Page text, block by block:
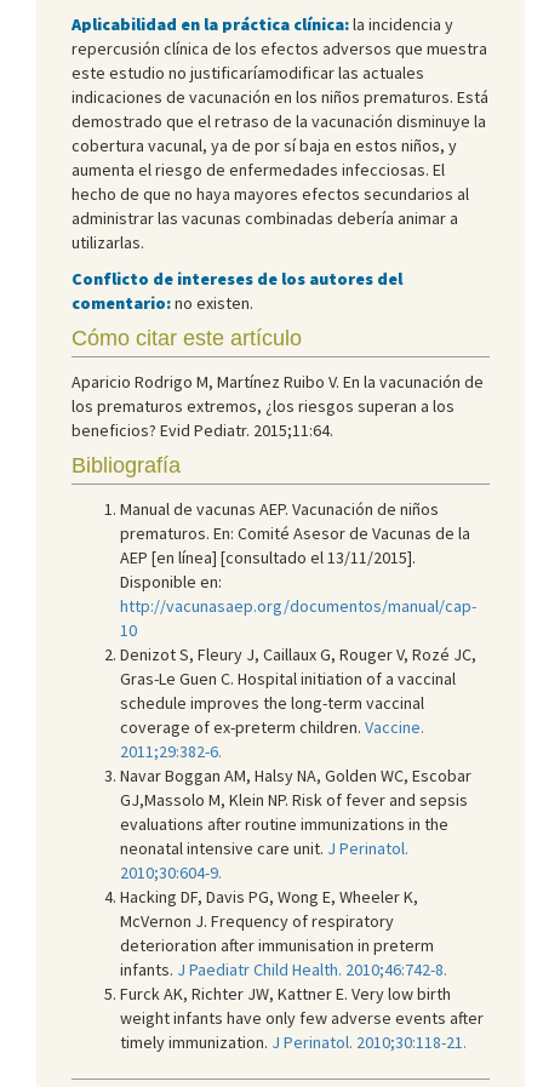
Aplicabilidad en la práctica clínica:la incidencia y
repercusión clínica de los efectos adversos que muestra
este estudio no justificaríamodificar las actuales
indicaciones de vacunación en los niños prematuros. Está
demostrado que el retraso de la vacunación disminuye la
cobertura vacunal, ya de por sí baja en estos niños, y
aumenta el riesgo de enfermedades infecciosas. El
hecho de que no haya mayores efectos secundarios al
administrar las vacunas combinadas debería animar a
utilizarlas.
Conflicto de intereses de los autores del
comentario:no existen.
Cómo citar este artículo
Aparicio Rodrigo M, Martínez Ruibo V. En la vacunación de
los prematuros extremos, ¿los riesgos superan a los
beneficios? Evid Pediatr. 2015;11:64.
Bibliografía
Manual de vacunas AEP. Vacunación de niños
prematuros. En: Comité Asesor de Vacunas de la
AEP [en línea] [consultado el 13/11/2015].
Disponible en:
http://vacunasaep.org/documentos/manual/cap-
10
Denizot S, Fleury J, Caillaux G, Rouger V, Rozé JC,
Gras-Le Guen C. Hospital initiation of a vaccinal
schedule improves the long-term vaccinal
coverage of ex-preterm children. Vaccine.
2011;29:382-6.
Navar Boggan AM, Halsy NA, Golden WC, Escobar
GJ,Massolo M, Klein NP. Risk of fever and sepsis
evaluations after routine immunizations in the
neonatal intensive care unit. J Perinatol.
2010;30:604-9.
Hacking DF, Davis PG, Wong E, Wheeler K,
McVernon J. Frequency of respiratory
deterioration after immunisation in preterm
infants. J Paediatr Child Health. 2010;46:742-8.
Furck AK, Richter JW, Kattner E. Very low birth
weight infants have only few adverse events after
timely immunization. J Perinatol. 2010;30:118-21.